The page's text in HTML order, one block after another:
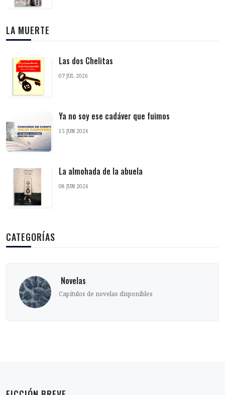
LA MUERTE
Las dos Chelitas
07 JUL 2026
Ya no soy ese cadáver que fuimos
15 JUN 2026
La almohada de la abuela
08 JUN 2026
CATEGORÍAS
‎ Novelas
Capítulos de novelas disponibles